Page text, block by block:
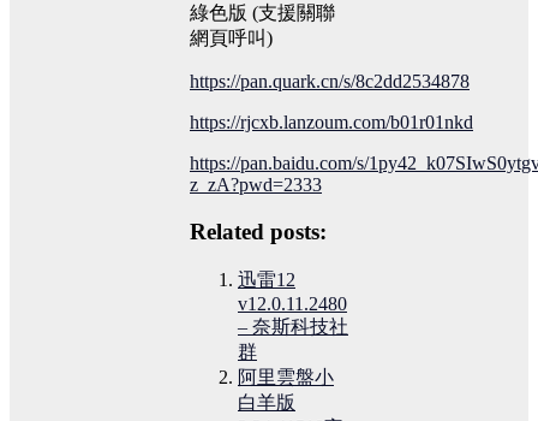
綠色版 (支援關聯
網頁呼叫)
https://pan.quark.cn/s/8c2dd2534878
https://rjcxb.lanzoum.com/b01r01nkd
https://pan.baidu.com/s/
z_zA?pwd=2333
Related posts:
迅雷12
v12.0.11.2480
– 奈斯科技社
群
阿里雲盤小
白羊版